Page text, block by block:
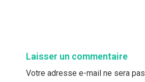
Laisser un commentaire
Votre adresse e-mail ne sera